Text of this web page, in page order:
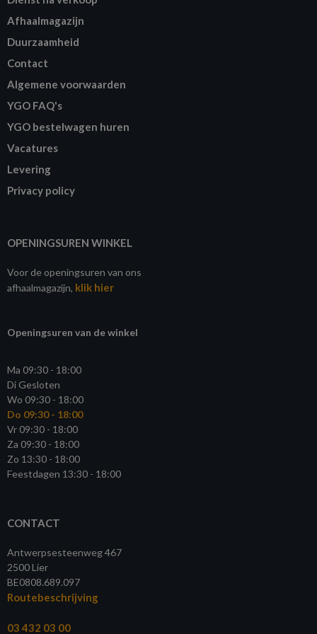
Afhaalmagazijn
Duurzaamheid
Contact
Algemene voorwaarden
YGO FAQ's
YGO bestelwagen huren
Vacatures
Levering
Privacy policy
OPENINGSUREN WINKEL
Voor de openingsuren van ons
afhaalmagazijn, klik hier
Openingsuren van de winkel
Ma 09:30 - 18:00
Di Gesloten
Wo 09:30 - 18:00
Do 09:30 - 18:00
Vr 09:30 - 18:00
Za 09:30 - 18:00
Zo 13:30 - 18:00
Feestdagen 13:30 - 18:00
CONTACT
Antwerpsesteenweg 467
2500 Lier
BE0808.689.097
Routebeschrijving
03 432 03 00